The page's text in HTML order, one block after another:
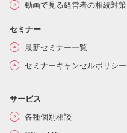
動画で見る経営者の相続対策
セミナー
最新セミナー一覧
セミナーキャンセルポリシー
サービス
各種個別相談